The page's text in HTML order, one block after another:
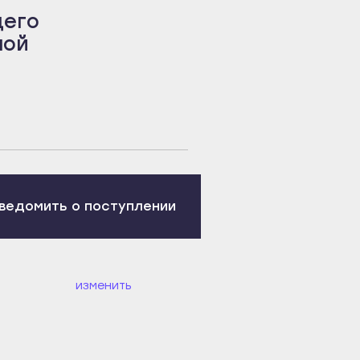
о поступлении
изменить